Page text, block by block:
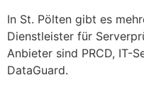
In St. Pölten gibt es
Dienstleister für
Anbieter sind PRCD, IT-
DataGuard.